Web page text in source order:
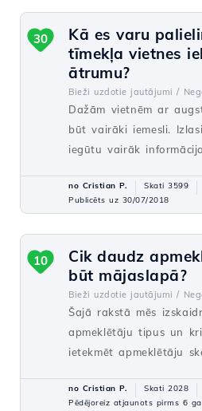
Kā es varu
tīmekļa vietnes
ātrumu?
Bieži uzdotie jautājumi /
Dažām vietnēm ar
būt vairāki iemesli.
iegūtu vairāk
30
no Cristian P. Skati 3599
Publicēts uz 30/07/2018
Cik daudz
būt mājaslapā?
Bieži uzdotie jautājumi /
Šajā rakstā mēs
apmeklētāju tipus un
ietekmēt apmeklētāju
10
no Cristian P.
Skati 2028
Pēdējoreiz atjaunots pirms 6